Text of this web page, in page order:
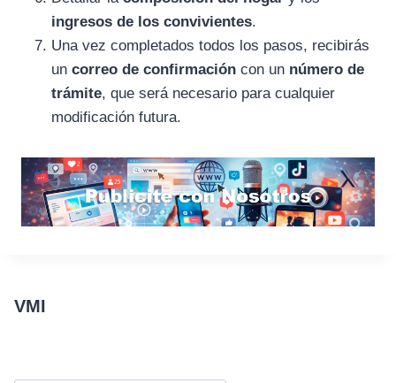
ingresos de los convivientes.
Una vez completados todos los pasos, recibirás
un correo de confirmación con un número de
trámite, que será necesario para cualquier
modificación futura.
VMI